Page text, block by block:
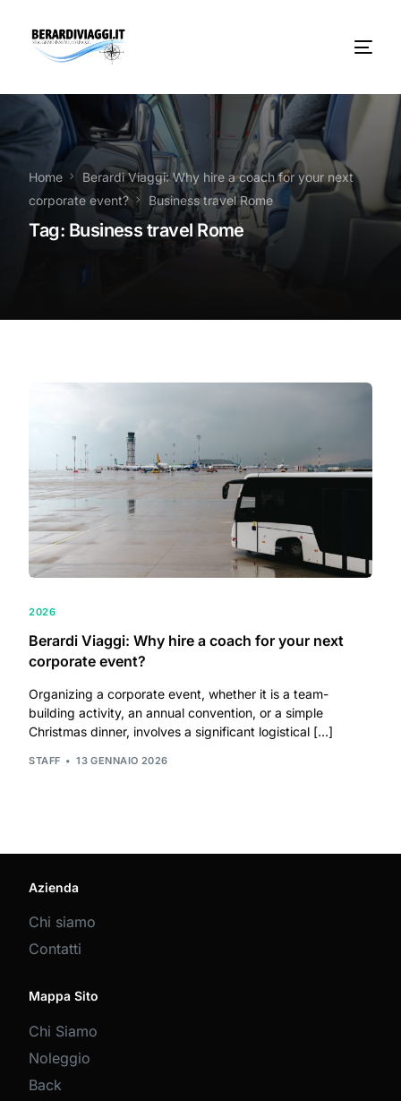
Home
Berardi Viaggi: Why hire a coach for your next
corporate event?
Business travel Rome
Tag: Business travel Rome
2026
Berardi Viaggi: Why hire a coach for your next
corporate event?
Organizing a corporate event, whether it is a team-
building activity, an annual convention, or a simple
Christmas dinner, involves a significant logistical […]
STAFF 13 GENNAIO 2026
Azienda
Chi siamo
Contatti
Mappa Sito
Chi Siamo
Noleggio
Back
Chi Siamo
Noleggio
Autobus servizi
Vacanze Viaggi Frosinone